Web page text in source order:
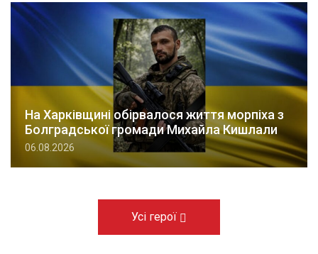
На Харківщині обірвалося життя морпіха з
Болградської громади Михайла Кишлали
06.08.2026
Усі герої